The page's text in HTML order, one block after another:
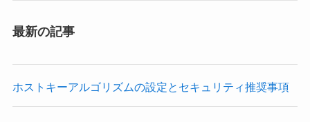
最新の記事
ホストキーアルゴリズムの設定とセキュリティ推奨事項